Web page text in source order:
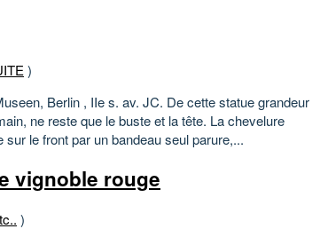
)
Berlin , IIe s. av. JC. De cette statue grandeur
ne reste que le buste et la tête. La chevelure
le front par un bandeau seul parure,...
vignoble rouge
)